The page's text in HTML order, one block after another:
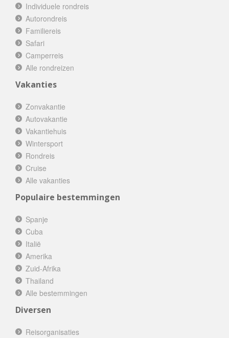
Individuele rondreis
Autorondreis
Familiereis
Safari
Camperreis
Alle rondreizen
Vakanties
Zonvakantie
Autovakantie
Vakantiehuis
Wintersport
Rondreis
Cruise
Alle vakanties
Populaire bestemmingen
Spanje
Cuba
Italië
Amerika
Zuid-Afrika
Thailand
Alle bestemmingen
Diversen
Reisorganisaties